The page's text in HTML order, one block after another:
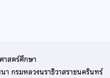
าสตร์ศึกษา
กรมหลวงนราธิวาสราชนครินทร์